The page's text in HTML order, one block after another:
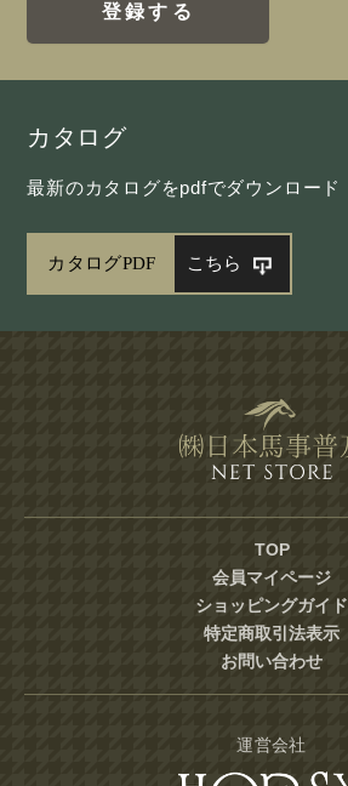
登録する
カタログ
最新のカタログをpdfでダウンロード
カタログPDF こちら
TOP
会員マイページ
ショッピングガイド
特定商取引法表示
お問い合わせ
運営会社